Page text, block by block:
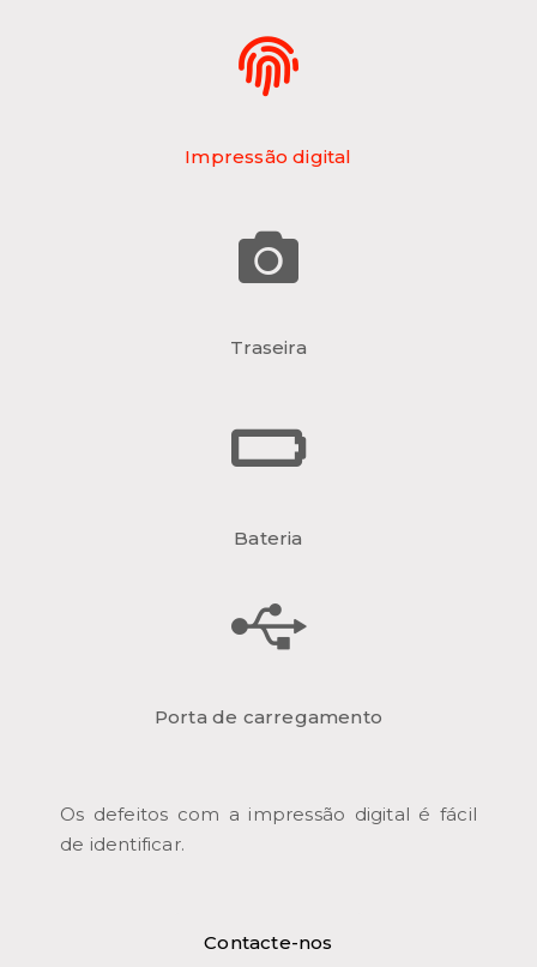
Impressão digital
Traseira
Bateria
Porta de carregamento
Os defeitos com a impressão digital é fácil
de identificar.
Contacte-nos